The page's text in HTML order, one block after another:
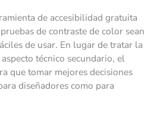
de accesibilidad gratuita
de contraste de color sean
de usar. En lugar de tratar la
técnico secundario, el
que tomar mejores decisiones
diseñadores como para